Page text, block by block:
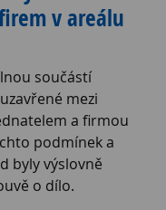
v areálu
součástí
mezi
a firmou
podmínek a
byly výslovně
o dílo.